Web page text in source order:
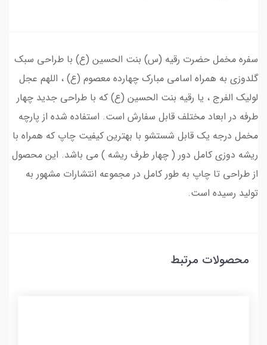
سفره مخمل حضرت رقیه (س) بنت الحسین (ع) با طراحی سبک
گلدوزی به همراه اسامی مبارک چهارده معصوم (ع) ، اللهم عجل
لولیک الفرج ، یا رقیه بنت الحسین (ع) که با طراحی جدید چهار
طرفه در ابعاد مختلف قابل سفارش است. استفاده شده از پارچه
مخمل درجه یک قابل شستشو با بهترین کیفیت چاپ که همراه با
ریشه دوزی کامل دور ( چهار طرف ریشه ) می باشد. این محصول
از طراحی تا چاپ به طور کامل در مجموعه انتشارات مشهور به
تولید رسیده است.
محصولات مرتبط